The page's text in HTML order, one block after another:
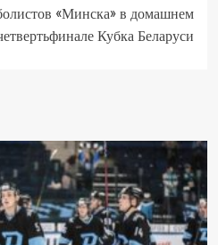
«Минска» в домашнем
Кубка Беларуси